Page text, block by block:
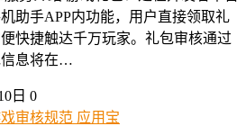
机助手APP内功能，用户直接领取礼
快捷触达千万玩家。礼包审核通过
信息将在…
日 0
应用宝